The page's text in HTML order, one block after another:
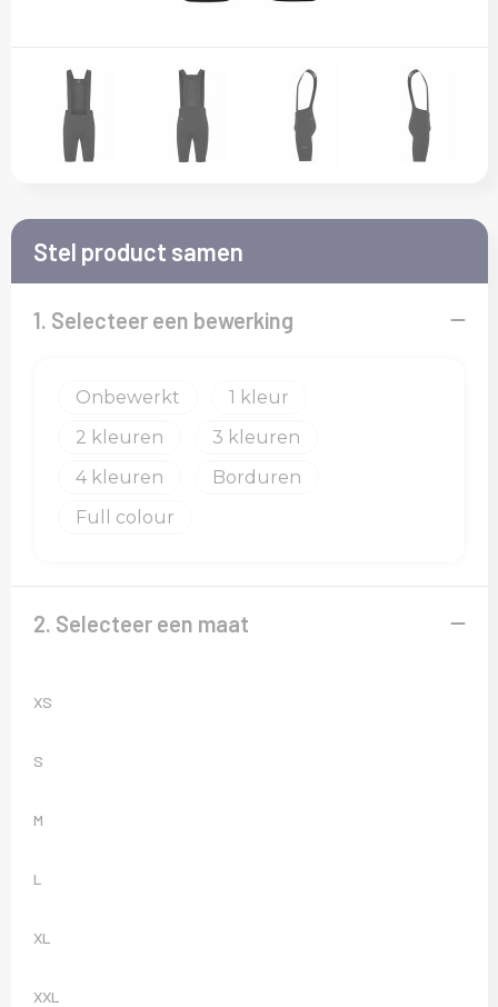
Sokken
Overalls
Reflecterende polo's
Schoenen
Schorten en Sloven
Veiligheidsvesten en Veiligheidshesjes
Vesten
Vrije tijd en Strand
Waterflesjes
Stel product samen
1. Selecteer een bewerking
Onbewerkt
1
2
3
4
Borduren
Full colour
2. Selecteer een maat
XS
S
M
L
XL
XXL